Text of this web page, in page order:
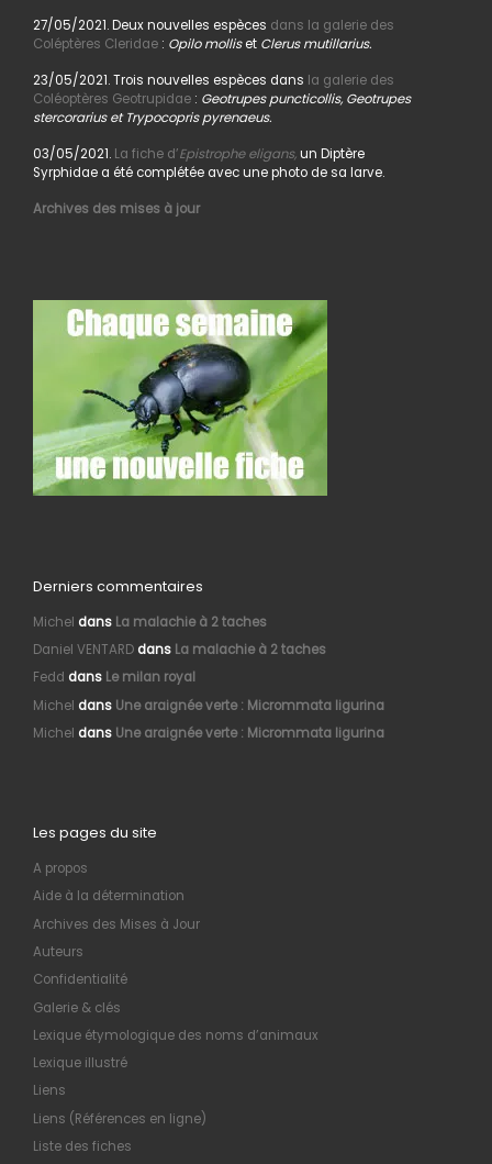
27/05/2021. Deux nouvelles espèces dans la galerie des
Coléptères Cleridae: Opilo molliset Clerus mutillarius.
23/05/2021. Trois nouvelles espèces dans la galerie des
Coléoptères Geotrupidae: Geotrupes puncticollis, Geotrupes
stercorarius et Trypocopris pyrenaeus.
03/05/2021. La fiche d’Epistrophe eligans,un Diptère
Syrphidae a été complétée avec une photo de sa larve.
Archives des mises à jour
Derniers commentaires
Michel dans La malachie à 2 taches
Daniel VENTARDdans La malachie à 2 taches
Fedd dans Le milan royal
Michel dans Une araignée verte : Micrommata ligurina
Michel dans Une araignée verte : Micrommata ligurina
Les pages du site
A propos
Aide à la détermination
Archives des Mises à Jour
Auteurs
Confidentialité
Galerie & clés
Lexique étymologique des noms d’animaux
Lexique illustré
Liens
Liens (Références en ligne)
Liste des fiches